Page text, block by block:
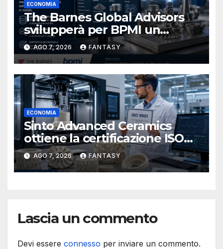
ECONOMIA
The Barnes Global Advisors
svilupperà per BPMI un
database per la stampa 3D
metallica destinata alla filiera
navale statunitense
AGO 7, 2026 FANTASY
ECONOMIA
Sinto Advanced Ceramics
ottiene la certificazione ISO
9001 per la stampa 3D di
ceramiche tecniche
AGO 7, 2026 FANTASY
Lascia un commento
Devi essere connesso per inviare un commento.